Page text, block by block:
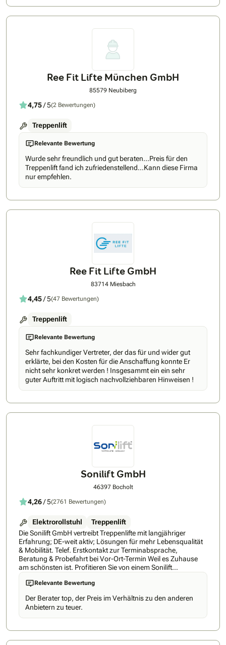
Ree Fit Lifte München GmbH
85579 Neubiberg
4,75/ 5(2 Bewertungen)
Treppenlift
Relevante Bewertung
Wurde sehr freundlich und gut beraten...Preis für den
Treppenlift fand ich zufriedenstellend...Kann diese Firma
nur empfehlen.
Ree Fit Lifte GmbH
83714 Miesbach
4,45/ 5(47 Bewertungen)
Treppenlift
Relevante Bewertung
Sehr fachkundiger Vertreter, der das für und wider gut
erklärte, bei den Kosten für die Anschaffung konnte Er
nicht sehr konkret werden ! Insgesammt ein ein sehr
guter Auftritt mit logisch nachvollziehbaren Hinweisen !
Sonilift GmbH
46397 Bocholt
4,26/ 5(2761 Bewertungen)
Elektrorollstuhl
Treppenlift
Die Sonilift GmbH vertreibt Treppenlifte mit langjähriger
Erfahrung; DE-weit aktiv; Lösungen für mehr Lebensqualität
& Mobilität. Telef. Erstkontakt zur Terminabsprache,
Beratung & Probefahrt bei Vor-Ort-Termin Weil es Zuhause
am schönsten ist. Profitieren Sie von einem Sonilift
Treppenlift, damit auch Ihr Zuhause Ihr Zuhause bleibt.
Exzellenter Service & umfassende Beratung - Ihr Partner für
Ihren Treppenlift - alles aus einer Hand! Auch nach
langjähriger Erfahrung im Mobilitätsbereich möchten wir
unseren Service stetig für Sie weiterentwickeln und
verbessern. Bei allem, was wir tun, stehen Sie als Nutzer
Relevante Bewertung
Der Berater top, der Preis im Verhältnis zu den anderen
Anbietern zu teuer.